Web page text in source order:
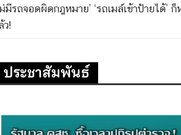
ม่มีรถจอดผิดกฎหมาย’ ‘รถเมล์เข้าป้ายได้’ ก็
ว!
ประชาสัมพันธ์